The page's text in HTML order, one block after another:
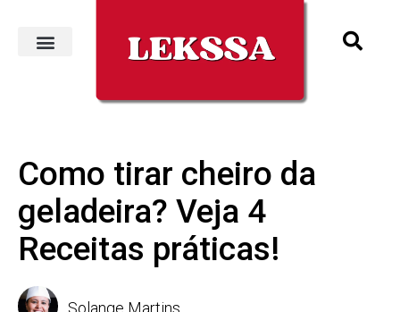
Como tirar cheiro da
geladeira? Veja 4
Receitas práticas!
Solange Martins